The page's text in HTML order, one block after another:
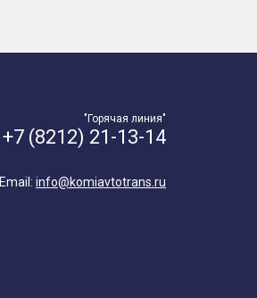
"Горячая линия"
+7 (8212) 21-13-14
Email: info@komiavtotrans.ru